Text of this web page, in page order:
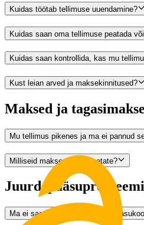
Kuidas töötab tellimuse uuendamine?
Kuidas saan oma tellimuse peatada
Kuidas saan kontrollida, kas mu
Kust leian arved ja maksekinnitused?
Maksed ja
Mu tellimus pikenes ja ma ei pannud
Milliseid makseviise te toetate?
Ma ei saa kuuekohalist